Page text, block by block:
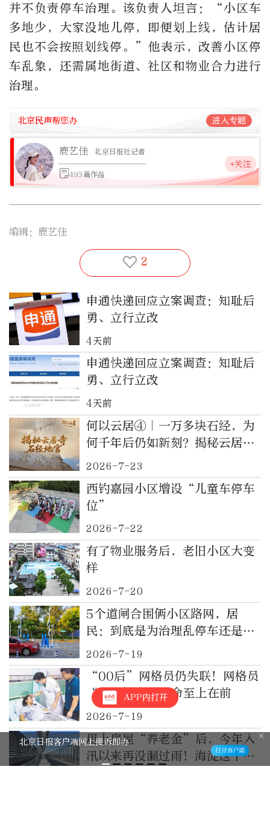
并不负责停车治理。该负责人坦言：“小区车
多地少，大家没地儿停，即便划上线，估计居
民也不会按照划线停。”他表示，改善小区停
车乱象，还需属地街道、社区和物业合力进行
治理。
北京民声帮您办 进入专题
鹿艺佳 北京日报社记者
493篇作品
+关注
编辑：鹿艺佳
2
申通快递回应立案调查：知耻后
勇、立行立改
4天前
申通快递回应立案调查：知耻后
勇、立行立改
4天前
何以云居④｜一万多块石经，为
何千年后仍如新刻？揭秘云居寺
石经地宫
2026-7-23
西钓嘉园小区增设“儿童车停车
位”
2026-7-22
有了物业服务后，老旧小区大变
样
2026-7-20
5个道闸合围俩小区路网，居
民：到底是为治理乱停车还是为
收钱？
2026-7-19
“00后”网格员仍失联！网格员
“断后”，是生命至上在前
2026-7-19
用上房屋“养老金”后，今年入
汛以来再没漏过雨！海淀这个小
APP内打开
北京日报客户端网上接诉即办